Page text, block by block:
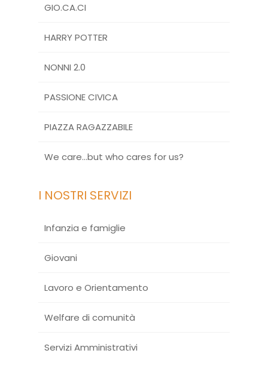
GIO.CA.CI
HARRY POTTER
NONNI 2.0
PASSIONE CIVICA
PIAZZA RAGAZZABILE
We care…but who cares for us?
I NOSTRI SERVIZI
Infanzia e famiglie
Giovani
Lavoro e Orientamento
Welfare di comunità
Servizi Amministrativi